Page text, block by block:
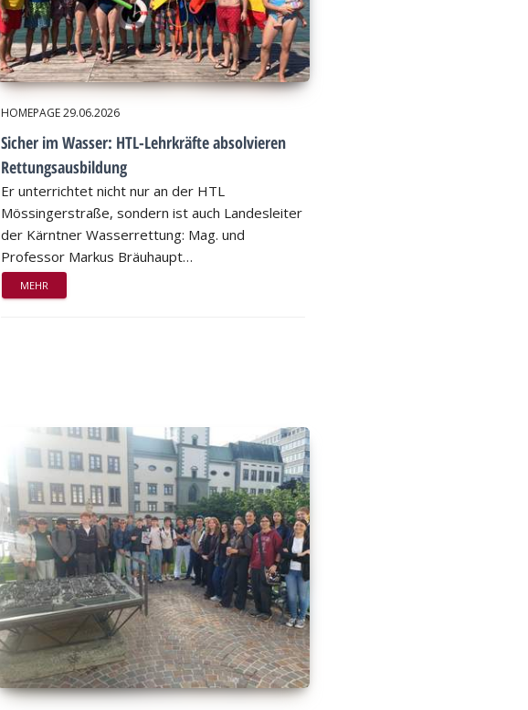
HOMEPAGE29.06.2026
Sicher im Wasser: HTL-Lehrkräfte absolvieren
Rettungsausbildung
Er unterrichtet nicht nur an der HTL
Mössingerstraße, sondern ist auch Landesleiter
der Kärntner Wasserrettung: Mag. und
Professor Markus Bräuhaupt…
MEHR